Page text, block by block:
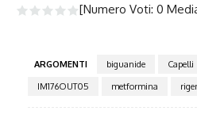
[Numero Voti: 0
ARGOMENTI biguanide Capelli
IM176OUT05
metformina